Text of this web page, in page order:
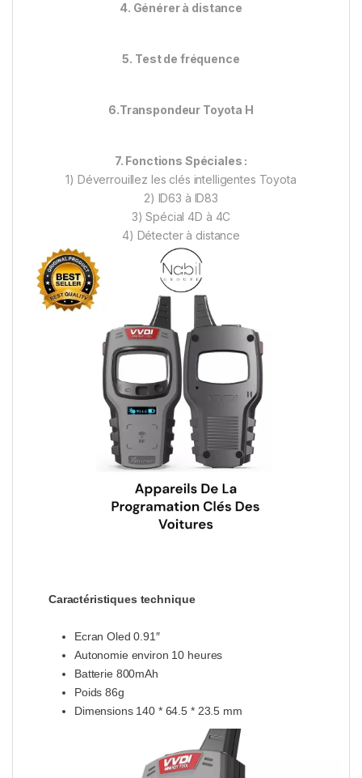
4. Générer à distance
5. Test de fréquence
6.Transpondeur Toyota H
7. Fonctions Spéciales :
1) Déverrouillez les clés intelligentes Toyota
2) ID63 à ID83
3) Spécial 4D à 4C
4) Détecter à distance
Caractéristiques technique
Ecran Oled 0.91″
Autonomie environ 10 heures
Batterie 800mAh
Poids 86g
Dimensions 140 * 64.5 * 23.5 mm